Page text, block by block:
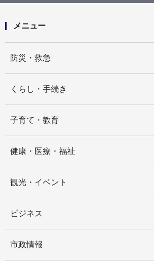
メニュー
防災・救急
くらし・手続き
子育て・教育
健康・医療・福祉
観光・イベント
ビジネス
市政情報